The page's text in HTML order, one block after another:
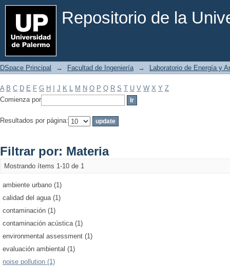
Repositorio de la
Filtrar por: Materia
DSpace Principal → Facultad de Ingeniería → Laboratorio de Energía y
A B C D E F G H J K L M N O P Q R S T U V W X Y Z
Comienza por
Resultados por página:
Filtrar por: Materia
Mostrando ítems 1-10 de 1
ambiente urbano (1)
calidad del agua (1)
contaminación (1)
contaminación acústica (1)
environmental assessment (1)
evaluación ambiental (1)
noise pollution (1)